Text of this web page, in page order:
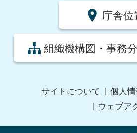
庁舎位
組織機構図・事務
サイトについて 個人
ウェブア